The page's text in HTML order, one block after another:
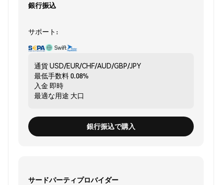
銀行振込
サポート:
通貨USD/EUR/CHF/AUD/GBP/JPY
最低手数料0.08%
入金 即時
最適な用途 大口
銀行振込で購入
サードパーティプロバイダー